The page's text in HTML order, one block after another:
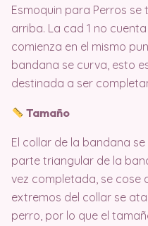
Esmoquin para Perros
arriba. La cad 1 no
comienza en el mismo
bandana se curva, esto
destinada a ser
Tamaño
El collar de la bandana
parte triangular de la
vez completada, se cose
extremos del collar se
perro, por lo que el